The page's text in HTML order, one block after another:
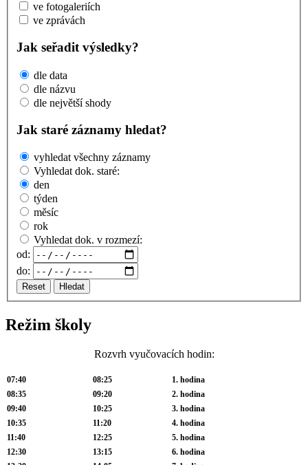
ve fotogaleriích
ve zprávách
Jak seřadit výsledky?
dle data
dle názvu
dle největší shody
Jak staré záznamy hledat?
vyhledat všechny záznamy
Vyhledat dok. staré:
den
týden
měsíc
rok
Vyhledat dok. v rozmezí:
od:
do:
Reset Hledat
Režim školy
Rozvrh vyučovacích hodin:
07:40 08:25
1. hodina
08:35
09:20
2. hodina
09:40
10:25
3. hodina
10:35
11:20
4. hodina
11:40
12:25
5. hodina
12:30
13:15
6. hodina